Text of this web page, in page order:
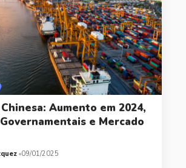
Aumento em 2024,
e Mercado
09/01/2025